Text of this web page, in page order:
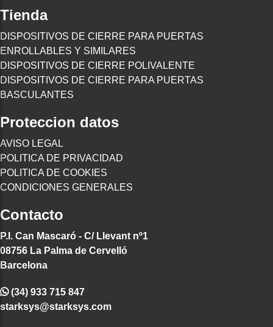
Tienda
DISPOSITIVOS DE CIERRE PARA PUERTAS
ENROLLABLES Y SIMILARES
DISPOSITIVOS DE CIERRE POLIVALENTE
DISPOSITIVOS DE CIERRE PARA PUERTAS
BASCULANTES
Proteccion datos
AVISO LEGAL
POLITICA DE PRIVACIDAD
POLITICA DE COOKIES
CONDICIONES GENERALES
Contacto
P.I. Can Mascaró - C/ Llevant nº1
08756 La Palma de Cervelló
Barcelona
(34) 933 715 847
starksys@starksys.com